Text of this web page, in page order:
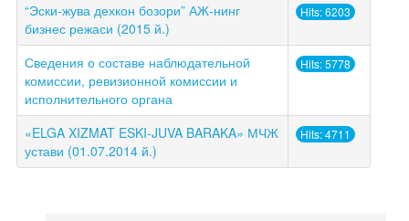
“Эски-жува дехкон бозори” АЖ-нинг
бизнес режаси (2015 й.)
Hits: 6203
Сведения о составе наблюдательной
комиссии, ревизионной комиссии и
исполнительного органа
Hits: 5778
«ELGA XIZMAT ESKI-JUVA BARAKA» МЧЖ
устави (01.07.2014 й.)
Hits: 4711